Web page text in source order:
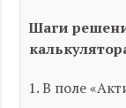
Шаги
В поле